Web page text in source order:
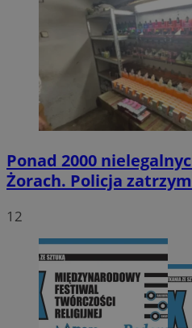
Ponad 2000
Żorach. Policja
12